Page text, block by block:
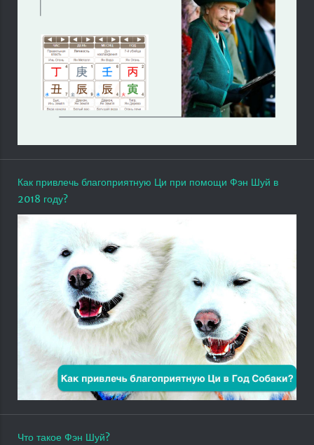
Как привлечь благоприятную Ци при помощи Фэн Шуй в
2018 году?
Что такое Фэн Шуй?